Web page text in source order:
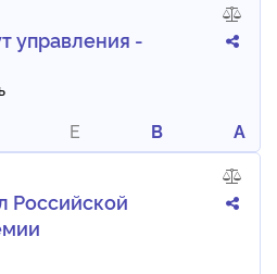
управления -
E B
A
Российской